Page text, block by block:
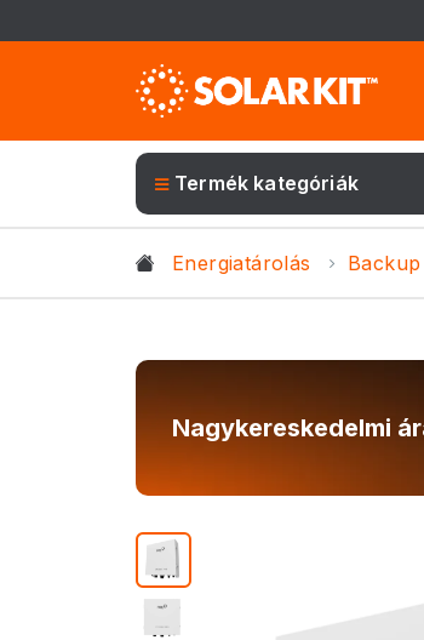
Termék kategóriák
Energiatárolás
Nagykereskedelmi